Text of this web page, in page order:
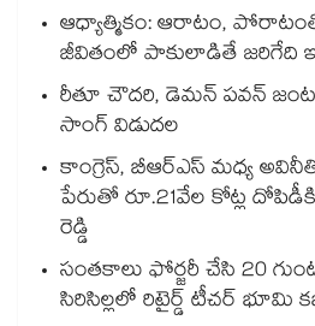
ఆధ్యాత్మికం: ఆరాటం,
జీవితంలో పాకులాడితే జరిగేది
రీతూ చౌదరి, డెమన్ పవన్
సాంగ్ విడుదల
కాంగ్రెస్, బీఆర్ఎస్ మధ్య
పేరుతో రూ.21వేల కోట్ల
రెడ్డి
సంతకాలు ఫోర్జరీ చేసి 20
సిరిసిల్లలో రిటైర్డ్ టీచర్ భూమి